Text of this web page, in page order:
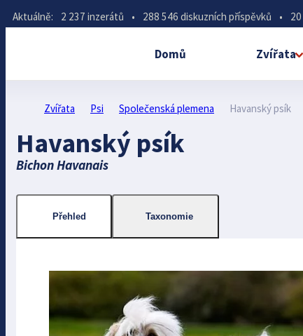
Aktuálně: 2 237 inzerátů • 288 546 diskuzních příspěvků •
Domů Zvířata
Zvířata Psi Společenská plemena Havanský psík
Havanský psík
Bichon Havanais
Přehled Taxonomie